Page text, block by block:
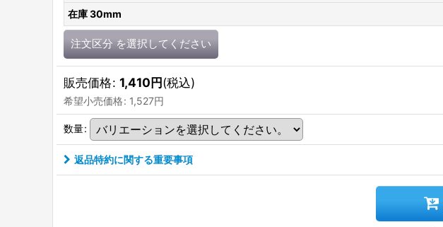
在庫 30mm
注文区分 を選択してください
販売価格: 1,410円(税込)
希望小売価格: 1,527円
数量:
返品特約に関する重要事項